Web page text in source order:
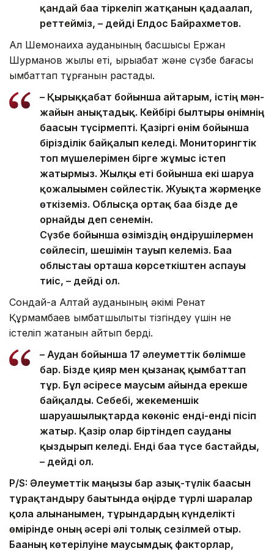
қандай баға тіркеліп жатқанын қадағалап,
реттейміз, – дейді Елдос Байрахметов.
Ал Шемонаиха ауданының басшысы Ержан
Шурманов жылқы еті, қырыққабат және сүзбе бағасы
қымбаттап тұрғанын растады.
– Қырыққабат бойынша айтарым, істің мән-
жайын анықтадық. Кейбірі былтырғы өнімнің
бағасын түсірмепті. Қазіргі өнім бойынша
бірізділік байқалып келеді. Мониторингтік
топ мүшелерімен бірге жұмыс істеп
жатырмыз. Жылқы еті бойынша екі шаруа
қожалығымен сөйлестік. Жуықта жәрмеңке
өткіземіз. Облысқа ортақ баға бізде де
орнайды деп сенемін.
Сүзбе бойынша өзіміздің өндірушілермен
сөйлесіп, шешімін тауып келеміз. Баға
облыстағы орташа көрсеткіштен аспауы
тиіс, – дейді ол.
Сондай-ақ Алтай ауданының әкімі Ренат
Құрмамбаев қымбатшылықты тізгіндеу үшін не
істеліп жатқанын айтып берді.
– Аудан бойынша 17 әлеуметтік бөлімше
бар. Бізде қияр мен қызанақ қымбаттап
тұр. Бұл әсіресе маусым айында ерекше
байқалды. Себебі, жекеменшік
шаруашылықтарда көкөніс енді-енді пісіп
жатыр. Қазір олар біртіндеп сауданы
қыздырып келеді. Енді баға түсе бастайды,
– дейді ол.
P/S: Әлеуметтік маңызы бар азық-түлік бағасын
тұрақтандыру бағытында өңірде түрлі шаралар
қолға алынғанымен, тұрғындардың күнделікті
өмірінде оның әсері әлі толық сезілмей отыр.
Бағаның көтерілуіне маусымдық факторлар,